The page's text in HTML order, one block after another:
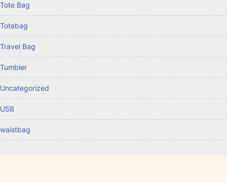
Tote Bag
Totebag
Travel Bag
Tumbler
Uncategorized
USB
waistbag